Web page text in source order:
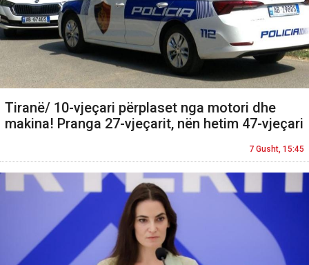
Tiranë/ 10-vjeçari përplaset nga motori dhe
makina! Pranga 27-vjeçarit, nën hetim 47-vjeçari
7 Gusht, 15:45